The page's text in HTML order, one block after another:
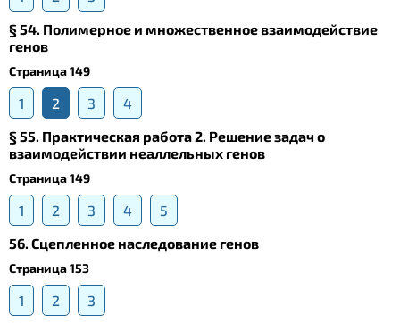
§ 54. Полимерное и множественное взаимодействие
генов
Страница 149
1 2 3
4
§ 55. Практическая работа 2. Решение задач о
взаимодействии неаллельных генов
Страница 149
1 2 3 4
5
56. Сцепленное наследование генов
Страница 153
1 2
3